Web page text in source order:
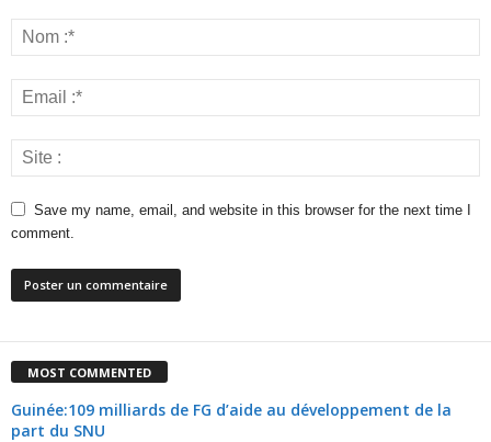
Save my name, email, and website in this browser for the next time I
comment.
MOST COMMENTED
Guinée:109 milliards de FG d’aide au développement de la
part du SNU